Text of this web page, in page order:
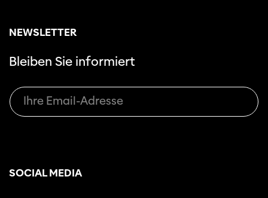
NEWSLETTER
Bleiben Sie informiert
SOCIAL MEDIA